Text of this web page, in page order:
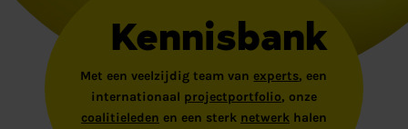
Kennisbank
Met een veelzijdig team van experts, een
internationaal projectportfolio, onze
coalitieleden en een sterk netwerkhalen